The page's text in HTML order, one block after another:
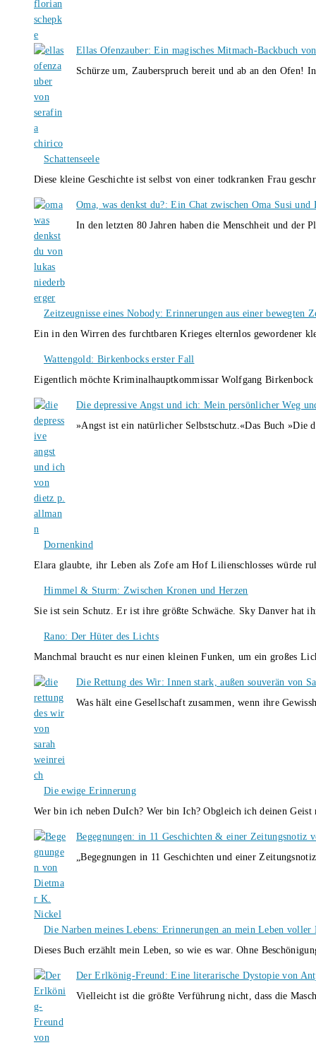
Ellas Ofenzauber: Ein magisches Mitmach-Backbuch
Schürze um, Zauberspruch bereit und ab an den Ofen!
Schattenseele
Diese kleine Geschichte ist selbst von einer todkranken Frau
Oma, was denkst du?: Ein Chat zwischen Oma Susi
In den letzten 80 Jahren haben die Menschheit und
Zeitzeugnisse eines Nobody: Erinnerungen aus einer bewegten
Ein in den Wirren des furchtbaren Krieges elternlos gewordener
Wattengold: Birkenbocks erster Fall
Eigentlich möchte Kriminalhauptkommissar Wolfgang
Die depressive Angst und ich: Mein persönlicher Weg
»Angst ist ein natürlicher Selbstschutz.«Das Buch
Dornenkind
Elara glaubte, ihr Leben als Zofe am Hof Lilienschlosses würde
Himmel & Sturm: Zwischen Kronen und Herzen
Sie ist sein Schutz. Er ist ihre größte Schwäche. Sky Danver
Rano: Der Hüter des Lichts
Manchmal braucht es nur einen kleinen Funken, um ein großes
Die Rettung des Wir: Innen stark, außen souverän von
Was hält eine Gesellschaft zusammen, wenn ihre
Die ewige Erinnerung
Wer bin ich neben DuIch? Wer bin Ich? Obgleich ich deinen
Begegnungen: in 11 Geschichten & einer Zeitungsnotiz
„Begegnungen in 11 Geschichten und einer
Die Narben meines Lebens: Erinnerungen an mein Leben
Dieses Buch erzählt mein Leben, so wie es war. Ohne
Der Erlkönig-Freund: Eine literarische Dystopie von
Vielleicht ist die größte Verführung nicht, dass die